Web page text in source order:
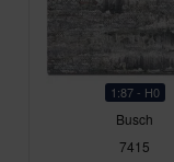
1:87 - H0
Busch
7415